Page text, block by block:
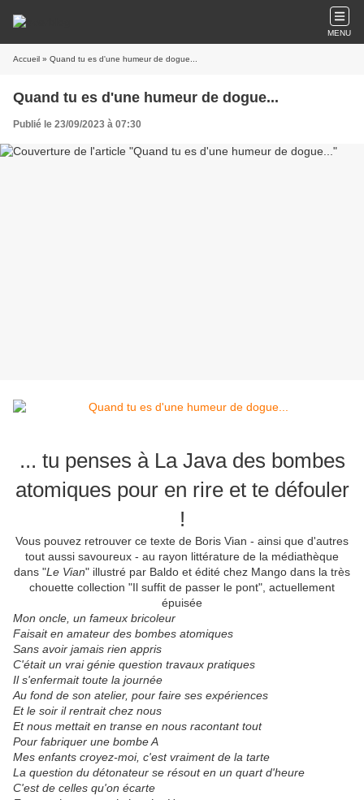
MENU
Accueil » Quand tu es d'une humeur de dogue...
Quand tu es d'une humeur de dogue...
Publié le 23/09/2023 à 07:30
... tu penses à La Java des bombes
atomiques pour en rire et te défouler
!
Vous pouvez retrouver ce texte de Boris Vian - ainsi que d'autres
tout aussi savoureux - au rayon littérature de la médiathèque
dans "Le Vian" illustré par Baldo et édité chez Mango dans la très
chouette collection "Il suffit de passer le pont", actuellement
épuisée
Mon oncle, un fameux bricoleur
Faisait en amateur des bombes atomiques
Sans avoir jamais rien appris
C'était un vrai génie question travaux pratiques
Il s'enfermait toute la journée
Au fond de son atelier, pour faire ses expériences
Et le soir il rentrait chez nous
Et nous mettait en transe en nous racontant tout
Pour fabriquer une bombe A
Mes enfants croyez-moi, c'est vraiment de la tarte
La question du détonateur se résout en un quart d'heure
C'est de celles qu'on écarte